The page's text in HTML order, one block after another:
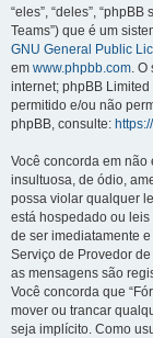
“eles”, “deles”,
Teams”) que é um
GNU General Public
em www.phpbb.com. O
internet; phpBB
permitido e/ou não
phpBB, consulte:
Você concorda em
insultuosa, de ódio,
possa violar qualquer
está hospedado ou
de ser imediatamente
Serviço de Provedor
as mensagens são
Você concorda que
mover ou trancar
seja implícito. Como